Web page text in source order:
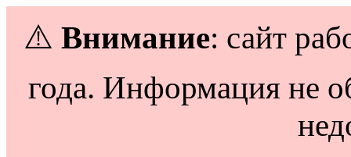
⚠️ Внимание: сайт
года. Информация не